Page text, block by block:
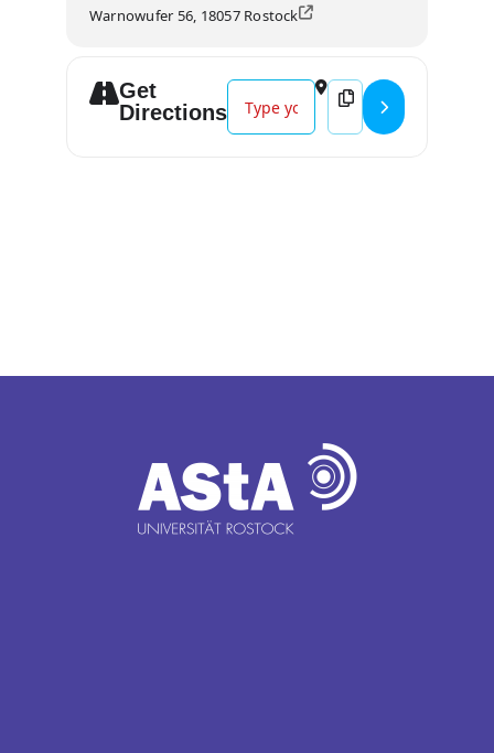
Warnowufer 56, 18057 Rostock
Get
Directions
Address - 17 Hippies - 9000
Destination Address